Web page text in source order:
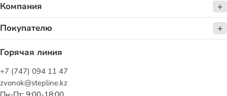
Компания
Покупателю
Горячая линия
+7 (747) 094 11 47
zvonok@stepline.kz